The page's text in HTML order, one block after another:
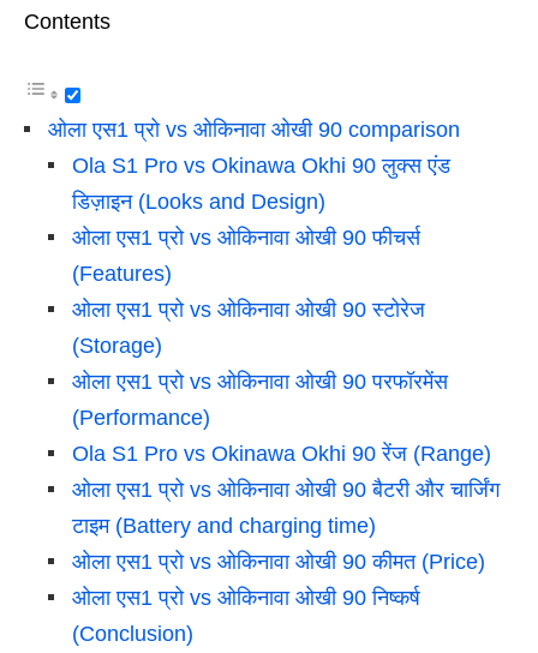
Contents
ओला एस1 प्रो vs ओकिनावा ओखी 90 comparison
Ola S1 Pro vs Okinawa Okhi 90 लुक्स एंड
डिज़ाइन (Looks and Design)
ओला एस1 प्रो vs ओकिनावा ओखी 90 फीचर्स
(Features)
ओला एस1 प्रो vs ओकिनावा ओखी 90 स्टोरेज
(Storage)
ओला एस1 प्रो vs ओकिनावा ओखी 90 परफॉरमेंस
(Performance)
Ola S1 Pro vs Okinawa Okhi 90 रेंज (Range)
ओला एस1 प्रो vs ओकिनावा ओखी 90 बैटरी और चार्जिंग
टाइम (Battery and charging time)
ओला एस1 प्रो vs ओकिनावा ओखी 90 कीमत (Price)
ओला एस1 प्रो vs ओकिनावा ओखी 90 निष्कर्ष
(Conclusion)